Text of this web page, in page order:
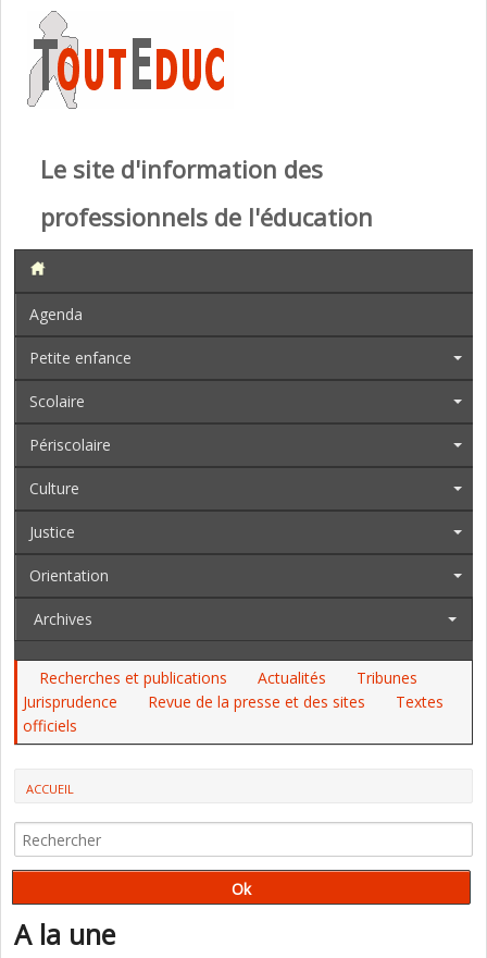
Le site d'information des
professionnels de l'éducation
Agenda
Petite enfance
Scolaire
Périscolaire
Culture
Justice
Orientation
Archives
Recherches et publications Actualités
Tribunes
Jurisprudence
Revue de la presse et des sites
Textes
officiels
ACCUEIL
A la une